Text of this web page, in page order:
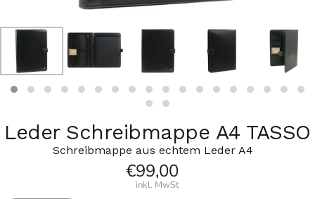
Leder Schreibmappe A4 TASSO
Schreibmappe aus echtem Leder A4
€99,00
inkl. MwSt